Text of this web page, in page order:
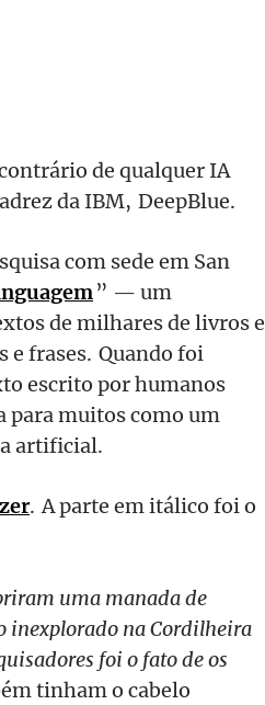
de qualquer IA
da IBM, DeepBlue.
com sede em San
” — um
de milhares de livros e
e frases. Quando foi
escrito por humanos
para muitos como um
artificial.
. A parte em itálico foi o
uma manada de
inexplorado na Cordilheira
foi o fato de os
tinham o cabelo